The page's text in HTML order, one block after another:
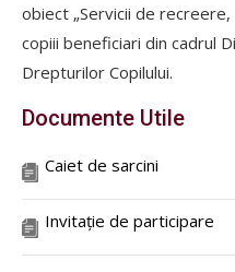
obiect „Servicii de
copiii beneficiari din cadrul
Drepturilor Copilului.
Documente Utile
Caiet de sarcini
Invitație de participare